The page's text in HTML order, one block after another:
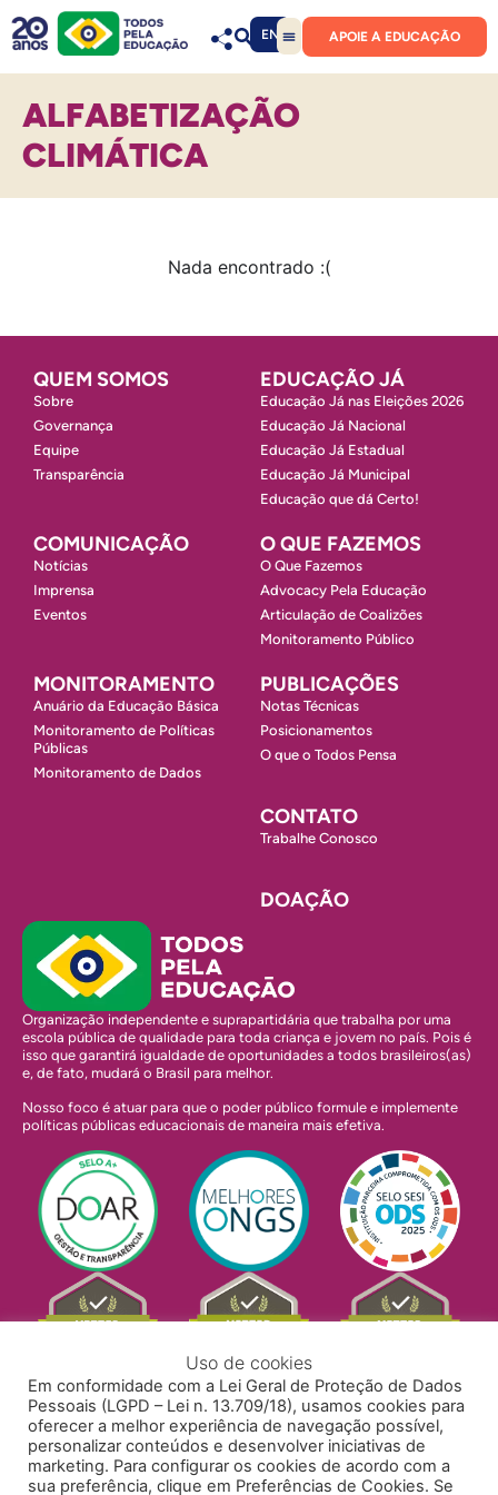
EN APOIE A EDUCAÇÃO
ALFABETIZAÇÃO
CLIMÁTICA
Nada encontrado :(
QUEM SOMOS
Sobre
Governança
Equipe
Transparência
EDUCAÇÃO JÁ
Educação Já nas Eleições 2026
Educação Já Nacional
Educação Já Estadual
Educação Já Municipal
Educação que dá Certo!
COMUNICAÇÃO
Notícias
Imprensa
Eventos
O QUE FAZEMOS
O Que Fazemos
Advocacy Pela Educação
Articulação de Coalizões
Monitoramento Público
MONITORAMENTO
Anuário da Educação Básica
Monitoramento de Políticas
Públicas
Monitoramento de Dados
PUBLICAÇÕES
Notas Técnicas
Posicionamentos
O que o Todos Pensa
CONTATO
Trabalhe Conosco
DOAÇÃO
Organização independente e suprapartidária que trabalha por uma
escola pública de qualidade para toda criança e jovem no país. Pois é
isso que garantirá igualdade de oportunidades a todos brasileiros(as)
e, de fato, mudará o Brasil para melhor.
Nosso foco é atuar para que o poder público formule e implemente
políticas públicas educacionais de maneira mais efetiva.
Uso de cookies
Em conformidade com a Lei Geral de Proteção de Dados
Pessoais (LGPD – Lei n. 13.709/18), usamos cookies para
oferecer a melhor experiência de navegação possível,
personalizar conteúdos e desenvolver iniciativas de
marketing. Para configurar os cookies de acordo com a
sua preferência, clique em Preferências de Cookies. Se